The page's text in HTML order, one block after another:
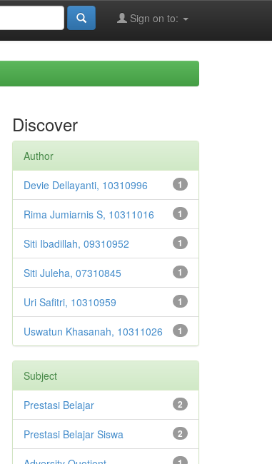
Sign on to:
Discover
Author
1
Devie Dellayanti, 10310996
1
Rima Jumiarnis S, 10311016
1
Siti Ibadillah, 09310952
1
Siti Juleha, 07310845
1
Uri Safitri, 10310959
1
Uswatun Khasanah, 10311026
Subject
2
Prestasi Belajar
2
Prestasi Belajar Siswa